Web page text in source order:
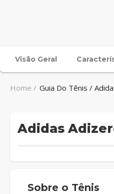
Visão Geral
Home / Guia Do Tênis /
Adidas
Sobre o Tênis